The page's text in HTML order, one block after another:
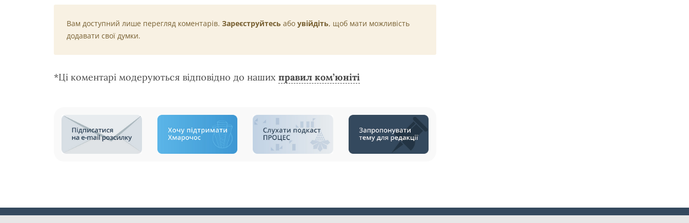
Вам доступний лише перегляд коментарів. Зареєструйтесь або увійдіть, щоб мати можливість
додавати свої думки.
*Ці коментарі модеруються відповідно до наших правил ком’юніті